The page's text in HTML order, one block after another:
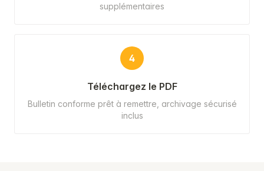
supplémentaires
4
Téléchargez le PDF
Bulletin conforme prêt à remettre, archivage sécurisé
inclus